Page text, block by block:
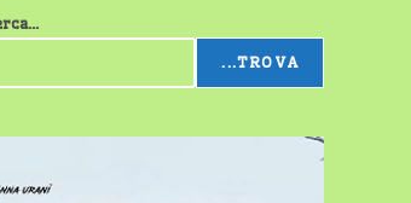
sul
...TROVA